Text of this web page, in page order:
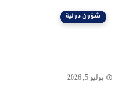
شؤون دولية
يوليو 5, 2026